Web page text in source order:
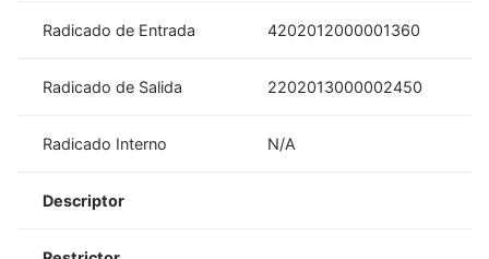
Radicado de Entrada 4202012000001360
Radicado de Salida 2202013000002450
Radicado Interno N/A
Descriptor